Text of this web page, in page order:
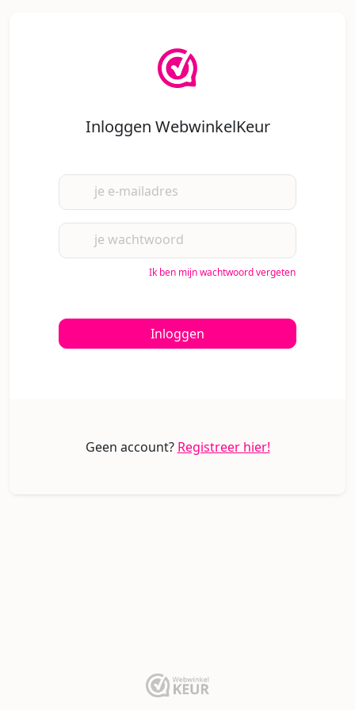
Inloggen WebwinkelKeur
je e-mailadres
je wachtwoord
Ik ben mijn wachtwoord vergeten
Inloggen
Geen account? Registreer hier!